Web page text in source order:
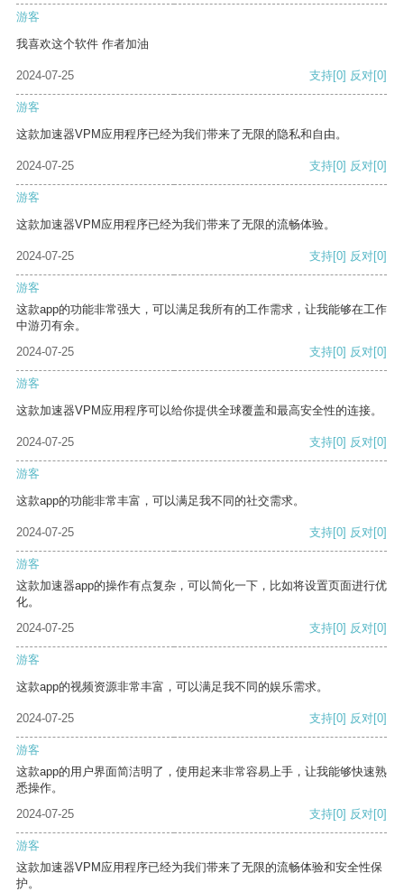
游客
我喜欢这个软件 作者加油
2024-07-25 支持[0] 反对[0]
游客
这款加速器VPM应用程序已经为我们带来了无限的隐私和自由。
2024-07-25 支持[0] 反对[0]
游客
这款加速器VPM应用程序已经为我们带来了无限的流畅体验。
2024-07-25 支持[0] 反对[0]
游客
这款app的功能非常强大，可以满足我所有的工作需求，让我能够在工作
中游刃有余。
2024-07-25
支持[0] 反对[0]
游客
这款加速器VPM应用程序可以给你提供全球覆盖和最高安全性的连接。
2024-07-25 支持[0] 反对[0]
游客
这款app的功能非常丰富，可以满足我不同的社交需求。
2024-07-25 支持[0] 反对[0]
游客
这款加速器app的操作有点复杂，可以简化一下，比如将设置页面进行优
化。
2024-07-25
支持[0] 反对[0]
游客
这款app的视频资源非常丰富，可以满足我不同的娱乐需求。
2024-07-25 支持[0] 反对[0]
游客
这款app的用户界面简洁明了，使用起来非常容易上手，让我能够快速熟
悉操作。
2024-07-25
支持[0] 反对[0]
游客
这款加速器VPM应用程序已经为我们带来了无限的流畅体验和安全性保
护。